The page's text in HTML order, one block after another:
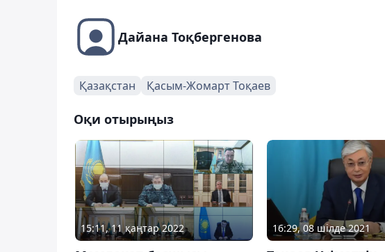
Дайана Тоқбергенова
Қазақстан Қасым-Жомарт Тоқаев
Оқи отырыңыз
15:11, 11 қаңтар 2022 16:29, 08 шілде 2021